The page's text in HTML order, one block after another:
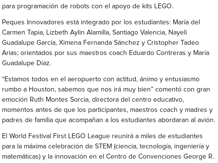
para programación de robots con el apoyo de kits LEGO.
Peques Innovadores está integrado por los estudiantes: María del
Carmen Tapia, Lizbeth Aylin Alamilla, Santiago Valencia, Nayeli
Guadalupe García, Ximena Fernanda Sánchez y Cristopher Tadeo
Arias; orientados por sus maestros coach Eduardo Contreras y María
Guadalupe Díaz.
“Estamos todos en el aeropuerto con actitud, ánimo y entusiasmo
rumbo a Houston, sabemos que nos irá muy bien” comentó con gran
emoción Ruth Montes Sorcia, directora del centro educativo,
momentos antes de que los participantes, maestros coach y madres y
padres de familia que acompañan a los estudiantes abordaran al avión.
El World Festival First LEGO League reunirá a miles de estudiantes
para la máxima celebración de STEM (ciencia, tecnología, ingeniería y
matemáticas) y la innovación en el Centro de Convenciones George R.